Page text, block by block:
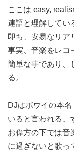
ここは easy,
連語と理解してい
即ち、安易なリア
事実、音楽をレコ
簡単な事であり、
る。
DJはボウイの本名
いると言われる。
お偉方の下では音
に過ぎないと歌っ